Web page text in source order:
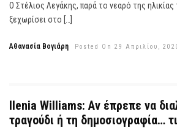
Ο Στέλιος Λεγάκης, παρά το νεαρό της
ξεχωρίσει στο […]
Αθανασία Βογιάρη Posted On 29 Απριλίου,
Ilenia Williams: Αν έπρεπε να
τραγούδι ή τη δημοσιογραφία…